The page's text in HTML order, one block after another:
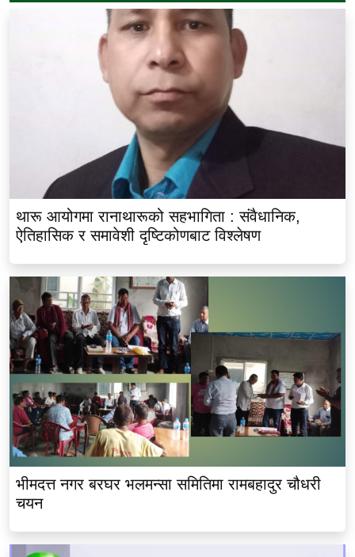
थारू आयोगमा रानाथारूको सहभागिता : संवैधानिक,
ऐतिहासिक र समावेशी दृष्टिकोणबाट विश्लेषण
भीमदत्त नगर बरघर भलमन्सा समितिमा रामबहादुर चौधरी
चयन